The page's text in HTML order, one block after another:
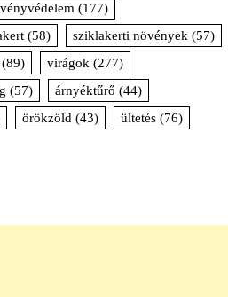
(177)
(58) sziklakerti növények (57)
(89) virágok (277)
(57) árnyéktűrő (44)
örökzöld (43) ültetés (76)